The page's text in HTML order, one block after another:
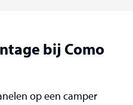
bij Como
op een camper